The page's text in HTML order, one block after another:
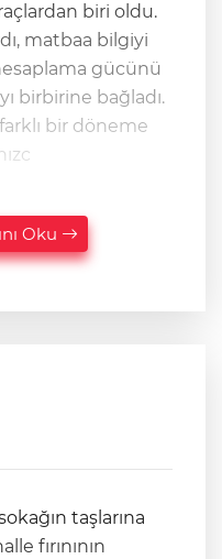
biri oldu.
matbaa bilgiyi
gücünü
birbirine bağladı.
bir döneme
Oku
taşlarına
fırınının